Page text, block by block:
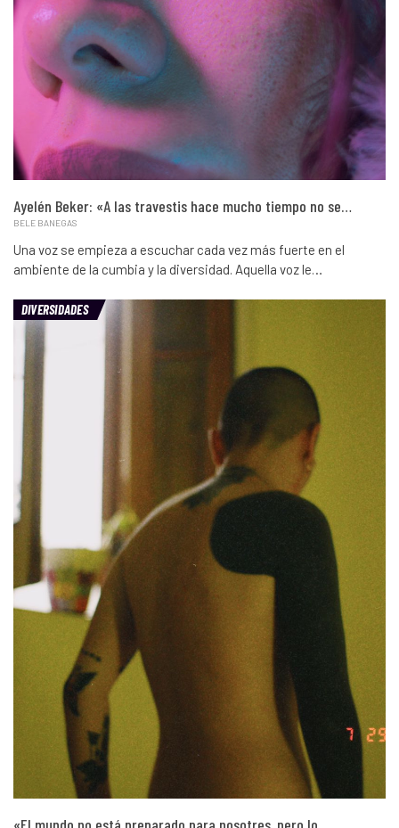
Ayelén Beker: «A las travestis hace mucho tiempo no se…
BELE BANEGAS
Una voz se empieza a escuchar cada vez más fuerte en el
ambiente de la cumbia y la diversidad. Aquella voz le…
DIVERSIDADES